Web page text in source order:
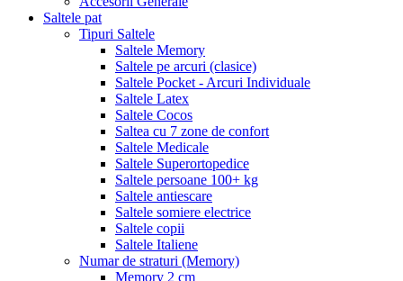
Saltele pat
Tipuri Saltele
Saltele Memory
Saltele pe arcuri (clasice)
Saltele Pocket - Arcuri Individuale
Saltele Latex
Saltele Cocos
Saltea cu 7 zone de confort
Saltele Medicale
Saltele Superortopedice
Saltele persoane 100+ kg
Saltele antiescare
Saltele somiere electrice
Saltele copii
Saltele Italiene
Numar de straturi (Memory)
Memory 2 cm